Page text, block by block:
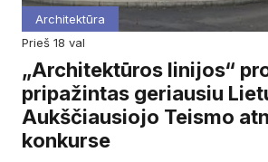
Architektūra
prieš 18 val
„Architektūros linijos“
pripažintas geriausiu
Aukščiausiojo Teismo
konkurse